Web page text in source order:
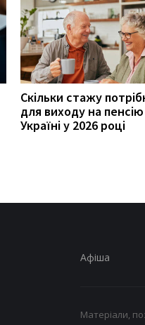
Скільки стажу
для виходу на пенсію
Україні у 2026 році
Афіша
Матеріали,